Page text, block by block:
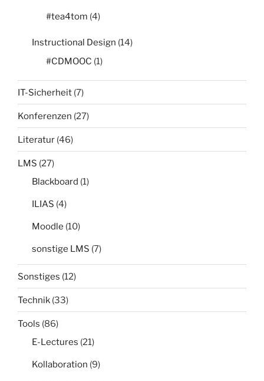
#tea4tom (4)
Instructional Design (14)
#CDMOOC (1)
IT-Sicherheit (7)
Konferenzen (27)
Literatur (46)
LMS (27)
Blackboard (1)
ILIAS (4)
Moodle (10)
sonstige LMS (7)
Sonstiges (12)
Technik (33)
Tools (86)
E-Lectures (21)
Kollaboration (9)